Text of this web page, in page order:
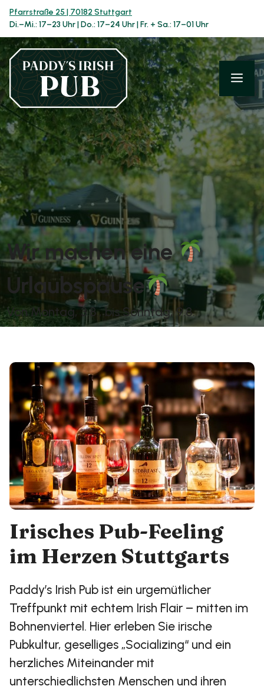
Zum
Inhalt
springen
Pfarrstraße 25 | 70182 Stuttgart
Di.–Mi.: 17–23 Uhr | Do.: 17–24 Uhr | Fr. + Sa.: 17–01 Uhr
Wir machen eine
Urlaubspause
Von Montag, 3.8., bis Sonntag, 9.8.
Irisches Pub-Feeling
im Herzen Stuttgarts
Paddy’s Irish Pub ist ein urgemütlicher
Treffpunkt mit echtem Irish Flair – mitten im
Bohnenviertel. Hier erleben Sie irische
Pubkultur, geselliges „Socializing“ und ein
herzliches Miteinander mit
unterschiedlichsten Menschen und ihren